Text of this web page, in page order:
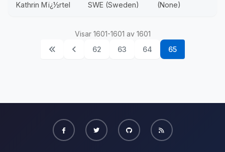
Kathrin Mï¿½rtel SWE (Sweden) (None)
Visar 1601-1601 av 1601
62
63 64 65